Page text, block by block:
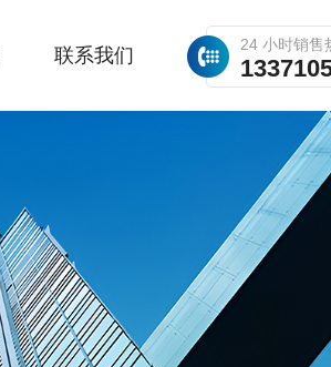
24 小时销售
联系我们